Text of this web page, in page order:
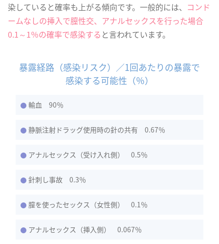
染していると確率も上がる傾向です。一般的には、 コンド
ームなしの挿入で膣性交、アナルセックスを行った場合
0.1～1％の確率で感染する と言われています。
暴露経路（感染リスク）／1回あたりの暴露で
感染する可能性（％）
輸血 90％
静脈注射ドラッグ使用時の針の共有 0.67％
アナルセックス（受け入れ側） 0.5％
針刺し事故 0.3％
膣を使ったセックス（女性側） 0.1％
アナルセックス（挿入側） 0.067％